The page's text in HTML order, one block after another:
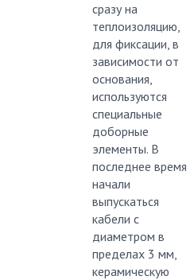
сразу на
теплоизоляцию,
для фиксации, в
зависимости от
основания,
используются
специальные
доборные
элементы. В
последнее время
начали
выпускаться
кабели с
диаметром в
пределах 3 мм,
керамическую